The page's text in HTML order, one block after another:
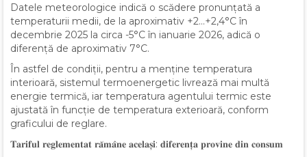
Datele meteorologice indică o scădere pronunțată a
temperaturii medii, de la aproximativ +2…+2,4°C în
decembrie 2025 la circa -5°C în ianuarie 2026, adică o
diferență de aproximativ 7°C.
În astfel de condiții, pentru a menține temperatura
interioară, sistemul termoenergetic livrează mai multă
energie termică, iar temperatura agentului termic este
ajustată în funcție de temperatura exterioară, conform
graficului de reglare.
𝐓𝐚𝐫𝐢𝐟𝐮𝐥 𝐫𝐞𝐠𝐥𝐞𝐦𝐞𝐧𝐭𝐚𝐭 𝐫𝐚̆𝐦𝐚̂𝐧𝐞 𝐚𝐜𝐞𝐥𝐚𝐬̦𝐢: 𝐝𝐢𝐟𝐞𝐫𝐞𝐧𝐭̦𝐚 𝐩𝐫𝐨𝐯𝐢𝐧𝐞 𝐝𝐢𝐧 𝐜𝐨𝐧𝐬𝐮𝐦